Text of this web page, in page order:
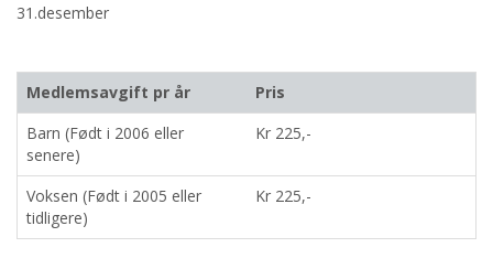
31.desember
Medlemsavgift pr år
Pris
Barn (Født i 2006 eller
senere)
Kr 225,-
Voksen (Født i 2005 eller
tidligere)
Kr 225,-